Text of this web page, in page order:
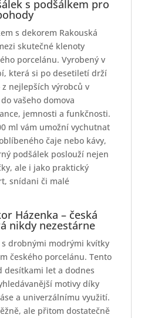
s podšálkem pro
s dekorem Rakouská
skutečné klenoty
porcelánu. Vyrobený v
která si po desetiletí drží
nejlepších výrobců v
vašeho domova
jemnosti a funkčnosti.
ml vám umožní vychutnat
čaje nebo kávy,
podšálek poslouží nejen
ale i jako praktický
snídani či malé
Házenka – česká
nikdy nezestárne
s drobnými modrými kvítky
českého porcelánu. Tento
desítkami let a dodnes
motivy díky
a univerzálnímu využití.
ale přitom dostatečně